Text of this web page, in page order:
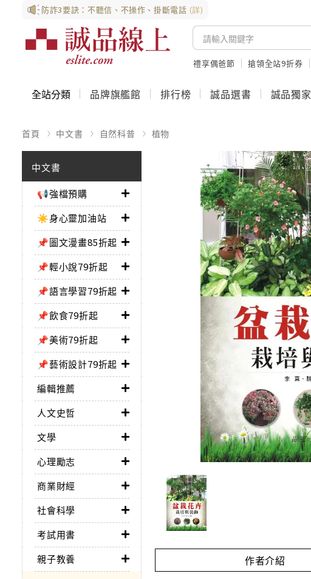
防詐3要訣：不聽信、不操作、掛斷電話 (詳)
禮享偶爸節 搶領全站9折券
全站分類 品牌旗艦館 排行榜 誠品選書 誠品獨家
首頁 中文書 自然科普 植物
中文書
📢強檔預購
☀️身心靈加油站
📌圖文漫畫85折起
📌輕小說79折起
📌語言學習79折起
📌飲食79折起
📌美術79折起
📌藝術設計79折起
編輯推薦
人文史哲
文學
心理勵志
商業財經
社會科學
考試用書
親子教養
作者介紹